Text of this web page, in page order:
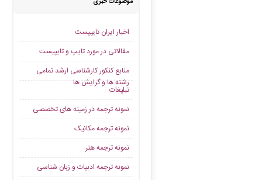
اخبار ایران تایپیست
مقالاتی در مورد تایپ و تایپیست
منابع کنکور کارشناسی ارشد تمامی
رشته ها و گرایش ها
تبلیغات
نمونه ترجمه در زمینه های تخصصی
نمونه ترجمه مکانیک
نمونه ترجمه هنر
نمونه ترجمه ادبیات و زبان شناسی